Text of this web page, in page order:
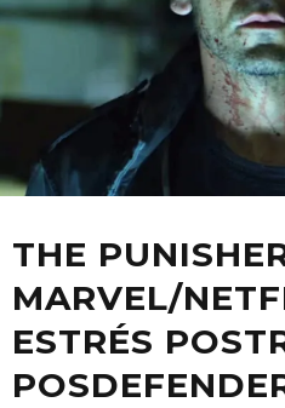
THE
MARVEL/
ESTRÉS